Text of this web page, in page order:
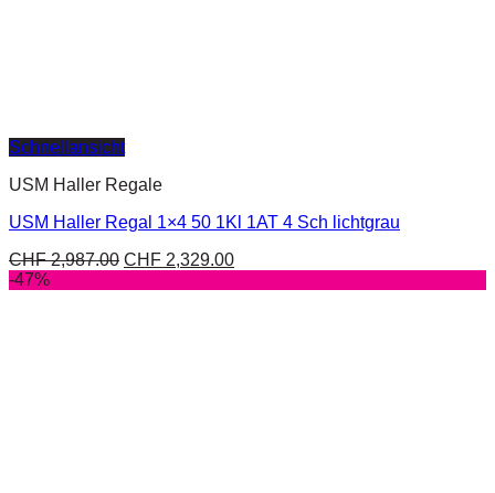
Schnellansicht
USM Haller Regale
USM Haller Regal 1×4 50 1Kl 1AT 4 Sch lichtgrau
CHF2,987.00 CHF 2,329.00
-47%